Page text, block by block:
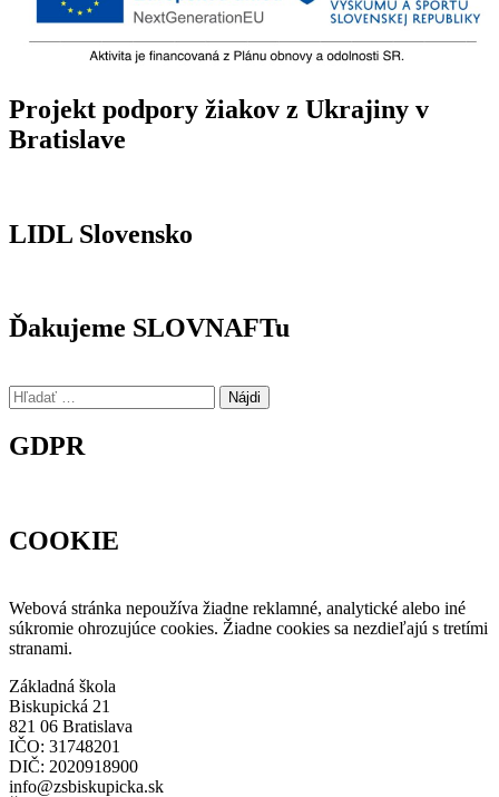
Projekt podpory žiakov z Ukrajiny v
Bratislave
LIDL Slovensko
Ďakujeme SLOVNAFTu
Hľadať:
GDPR
COOKIE
Webová stránka nepoužíva žiadne reklamné, analytické alebo iné
súkromie ohrozujúce cookies. Žiadne cookies sa nezdieľajú s tretími
stranami.
Základná škola
Biskupická 21
821 06 Bratislava
IČO: 31748201
DIČ: 2020918900
info@zsbiskupicka.sk